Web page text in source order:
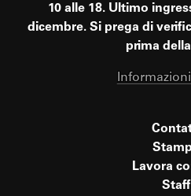
10 alle 18. Ultimo
dicembre. Si prega di
prima
Lavora
Staff